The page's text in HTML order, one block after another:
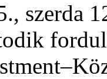
szerda